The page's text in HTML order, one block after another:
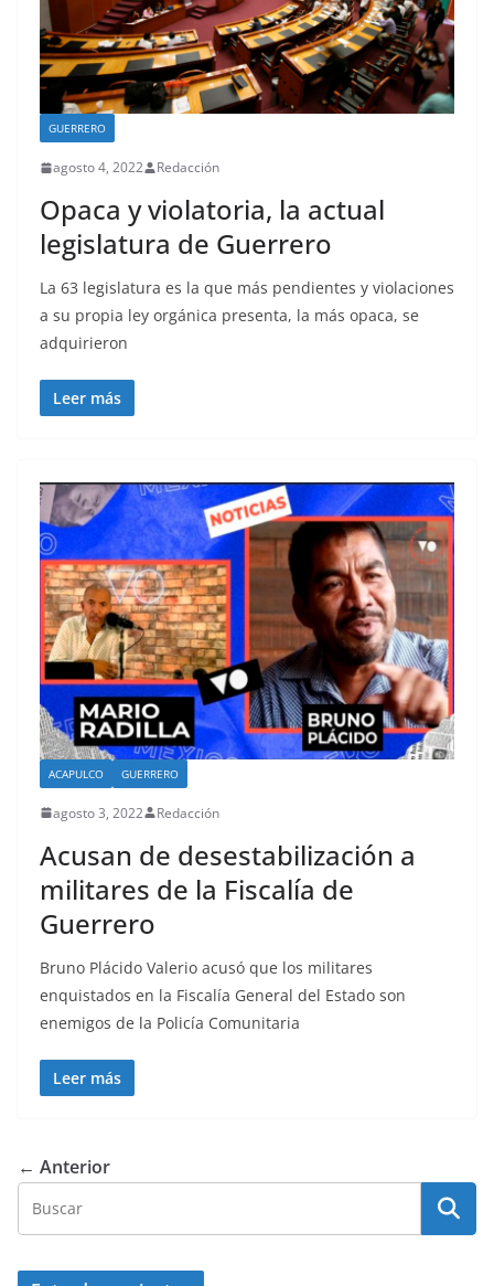
GUERRERO
agosto 4, 2022 Redacción
Opaca y violatoria, la actual
legislatura de Guerrero
La 63 legislatura es la que más pendientes y violaciones
a su propia ley orgánica presenta, la más opaca, se
adquirieron
Leer más
ACAPULCO GUERRERO
agosto 3, 2022 Redacción
Acusan de desestabilización a
militares de la Fiscalía de
Guerrero
Bruno Plácido Valerio acusó que los militares
enquistados en la Fiscalía General del Estado son
enemigos de la Policía Comunitaria
Leer más
← Anterior